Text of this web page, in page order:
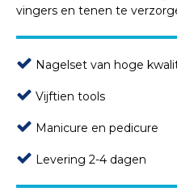
vingers en tenen te
Nagelset van hoge
Vijftien tools
Manicure en pedicure
Levering 2-4 dagen